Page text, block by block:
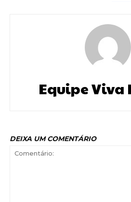
Equipe Viva
DEIXA UM COMENTÁRIO